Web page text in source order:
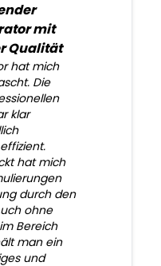
mit
Qualität
hat mich
Die
klar
hat mich
durch den
ohne
Bereich
man ein
und